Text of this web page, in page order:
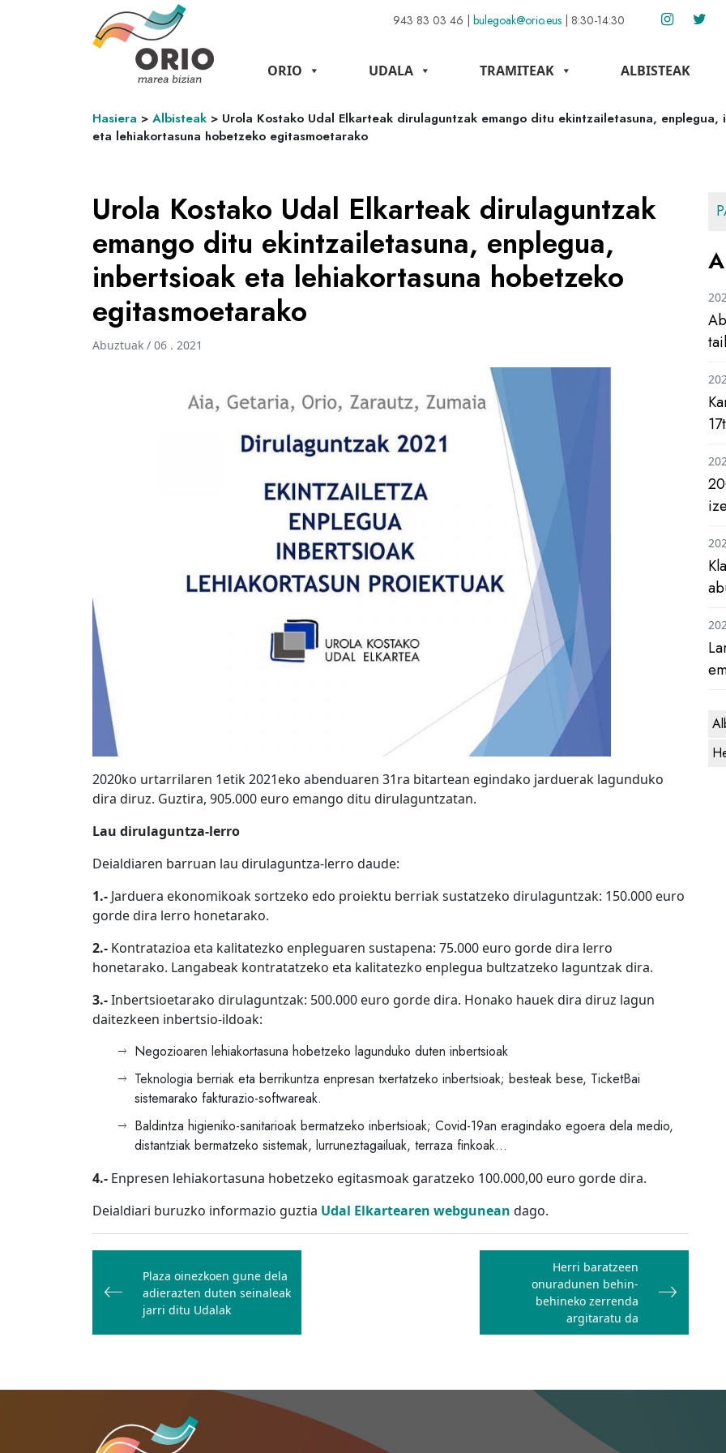
943 83 03 46 | bulegoak@orio.eus | 8:30-14:30
ORIO UDALA TRAMITEAK ALBISTEAK
Hasiera > Albisteak > Urola Kostako Udal Elkarteak dirulaguntzak emango ditu ekintzailetasuna, enplegua,
eta lehiakortasuna hobetzeko egitasmoetarako
Urola Kostako Udal Elkarteak dirulaguntzak
emango ditu ekintzailetasuna, enplegua,
inbertsioak eta lehiakortasuna hobetzeko
egitasmoetarako
Abuztuak / 06 . 2021
2020ko urtarrilaren 1etik 2021eko abenduaren 31ra bitartean egindako jarduerak lagunduko
dira diruz. Guztira, 905.000 euro emango ditu dirulaguntzatan.
Lau dirulaguntza-lerro
Deialdiaren barruan lau dirulaguntza-lerro daude:
1.- Jarduera ekonomikoak sortzeko edo proiektu berriak sustatzeko dirulaguntzak: 150.000 euro
gorde dira lerro honetarako.
2.- Kontratazioa eta kalitatezko enpleguaren sustapena: 75.000 euro gorde dira lerro
honetarako. Langabeak kontratatzeko eta kalitatezko enplegua bultzatzeko laguntzak dira.
3.-Inbertsioetarako dirulaguntzak: 500.000 euro gorde dira. Honako hauek dira diruz lagun
daitezkeen inbertsio-ildoak:
Negozioaren lehiakortasuna hobetzeko lagunduko duten inbertsioak
Teknologia berriak eta berrikuntza enpresan txertatzeko inbertsioak; besteak bese, TicketBai
sistemarako fakturazio-softwareak.
Baldintza higieniko-sanitarioak bermatzeko inbertsioak; Covid-19an eragindako egoera dela medio,
distantziak bermatzeko sistemak, lurruneztagailuak, terraza finkoak…
4.- Enpresen lehiakortasuna hobetzeko egitasmoak garatzeko 100.000,00 euro gorde dira.
Deialdiari buruzko informazio guztia Udal Elkartearen webgunean dago.
Bidalketetan
zehar
nabigatu
Plaza oinezkoen gune dela
adierazten duten seinaleak
jarri ditu Udalak
Herri baratzeen
onuradunen behin-
behineko zerrenda
argitaratu da